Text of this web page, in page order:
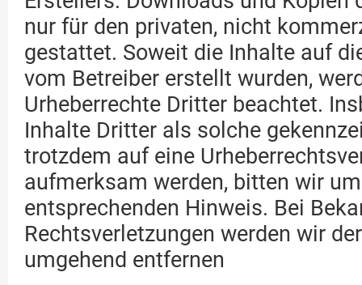
nur für den privaten, nicht
gestattet. Soweit die Inhalte auf
vom Betreiber erstellt wurden,
Urheberrechte Dritter beachtet.
Inhalte Dritter als solche
trotzdem auf eine
aufmerksam werden, bitten wir
entsprechenden Hinweis. Bei
Rechtsverletzungen werden wir
umgehend entfernen